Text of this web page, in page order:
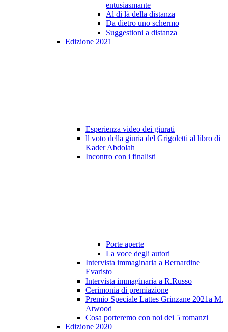
entusiasmante
Al di là della distanza
Da dietro uno schermo
Suggestioni a distanza
Edizione 2021
Esperienza video dei giurati
ll voto della giuria del Grigoletti al libro di
Kader Abdolah
Incontro con i finalisti
Porte aperte
La voce degli autori
Intervista immaginaria a Bernardine
Evaristo
Intervista immaginaria a R.Russo
Cerimonia di premiazione
Premio Speciale Lattes Grinzane 2021a M.
Atwood
Cosa porteremo con noi dei 5 romanzi
Edizione 2020